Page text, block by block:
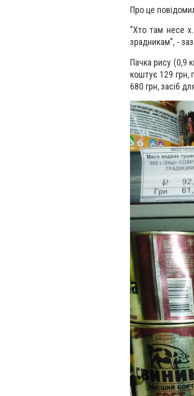
Про це
"Хто там несе
зрадникам", -
Пачка рису (0,9
коштує 129 грн,
680 грн, засіб